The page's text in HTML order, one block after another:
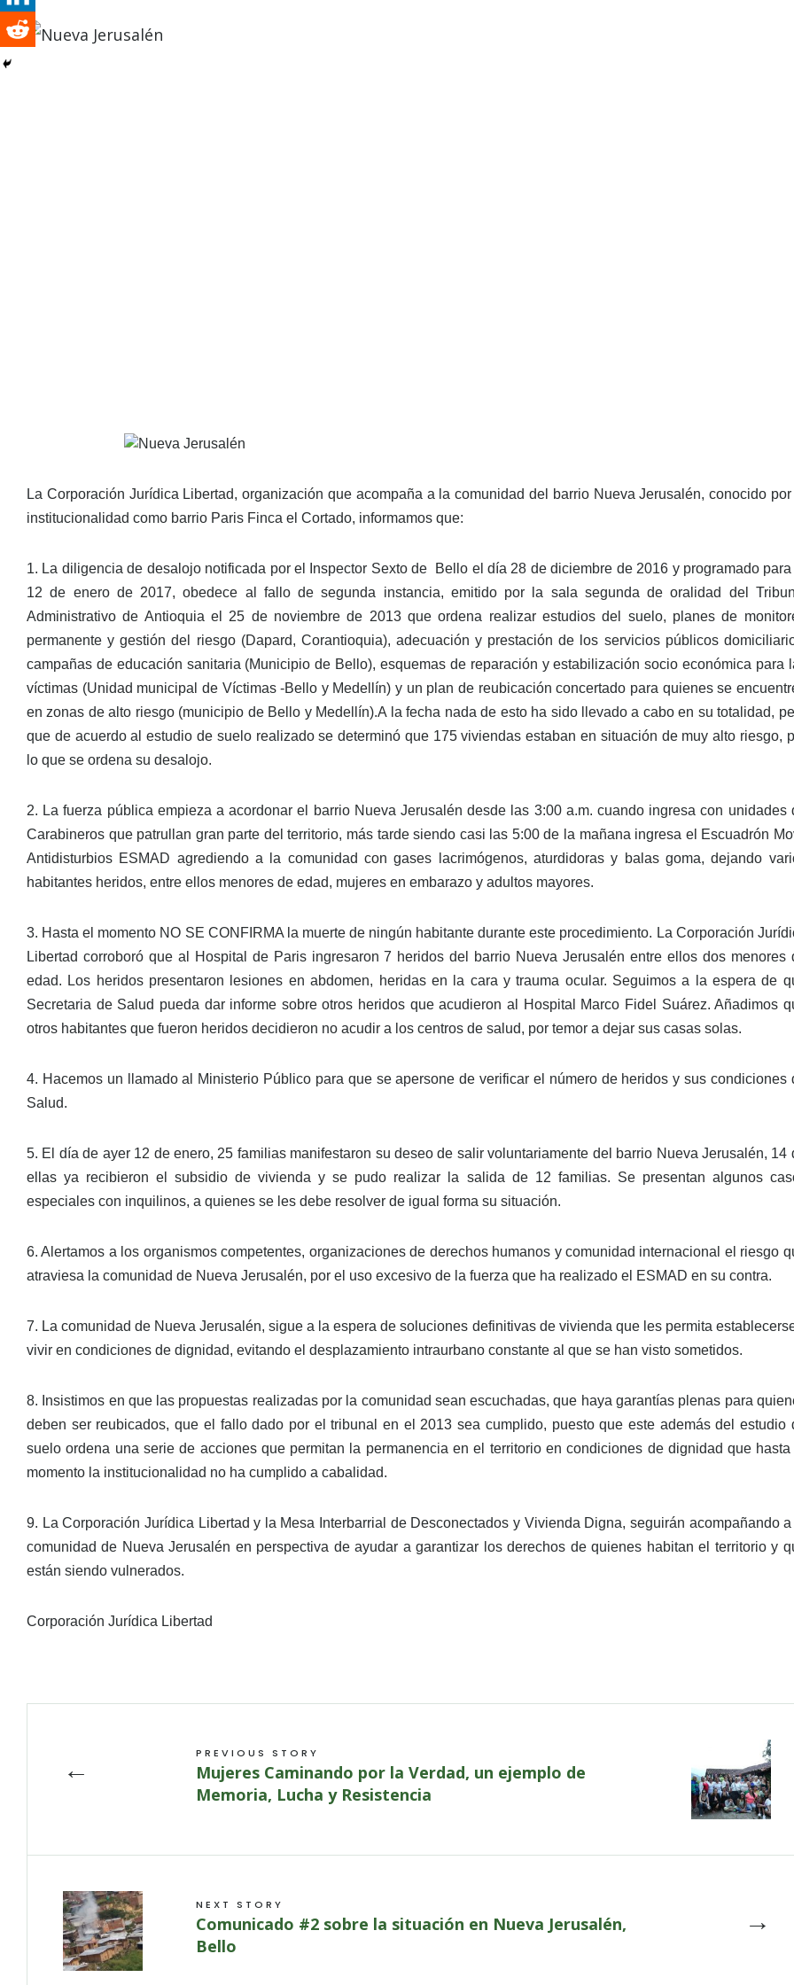
La Corporación Jurídica Libertad, organización que acompaña a la comunidad del barrio Nueva Jerusalén, conocido
institucionalidad como barrio Paris Finca el Cortado, informamos que:
1. La diligencia de desalojo notificada por el Inspector Sexto de Bello el día 28 de diciembre de 2016 y programado para
12 de enero de 2017, obedece al fallo de segunda instancia, emitido por la sala segunda de oralidad del
Administrativo de Antioquia el 25 de noviembre de 2013 que ordena realizar estudios del suelo, planes de
permanente y gestión del riesgo (Dapard, Corantioquia), adecuación y prestación de los servicios públicos
campañas de educación sanitaria (Municipio de Bello), esquemas de reparación y estabilización socio económica para
víctimas (Unidad municipal de Víctimas -Bello y Medellín) y un plan de reubicación concertado para quienes se
en zonas de alto riesgo (municipio de Bello y Medellín).A la fecha nada de esto ha sido llevado a cabo en su totalidad,
que de acuerdo al estudio de suelo realizado se determinó que 175 viviendas estaban en situación de muy alto riesgo,
lo que se ordena su desalojo.
2. La fuerza pública empieza a acordonar el barrio Nueva Jerusalén desde las 3:00 a.m. cuando ingresa con unidades
Carabineros que patrullan gran parte del territorio, más tarde siendo casi las 5:00 de la mañana ingresa el Escuadrón
Antidisturbios ESMAD agrediendo a la comunidad con gases lacrimógenos, aturdidoras y balas goma, dejando
habitantes heridos, entre ellos menores de edad, mujeres en embarazo y adultos mayores.
3. Hasta el momento NO SE CONFIRMA la muerte de ningún habitante durante este procedimiento. La Corporación
Libertad corroboró que al Hospital de Paris ingresaron 7 heridos del barrio Nueva Jerusalén entre ellos dos menores
edad. Los heridos presentaron lesiones en abdomen, heridas en la cara y trauma ocular. Seguimos a la espera de
Secretaria de Salud pueda dar informe sobre otros heridos que acudieron al Hospital Marco Fidel Suárez. Añadimos
otros habitantes que fueron heridos decidieron no acudir a los centros de salud, por temor a dejar sus casas solas.
4. Hacemos un llamado al Ministerio Público para que se apersone de verificar el número de heridos y sus condiciones
Salud.
5. El día de ayer 12 de enero, 25 familias manifestaron su deseo de salir voluntariamente del barrio Nueva Jerusalén, 14
ellas ya recibieron el subsidio de vivienda y se pudo realizar la salida de 12 familias. Se presentan algunos
especiales con inquilinos, a quienes se les debe resolver de igual forma su situación.
6. Alertamos a los organismos competentes, organizaciones de derechos humanos y comunidad internacional el riesgo
atraviesa la comunidad de Nueva Jerusalén, por el uso excesivo de la fuerza que ha realizado el ESMAD en su contra.
7. La comunidad de Nueva Jerusalén, sigue a la espera de soluciones definitivas de vivienda que les permita
vivir en condiciones de dignidad, evitando el desplazamiento intraurbano constante al que se han visto sometidos.
8. Insistimos en que las propuestas realizadas por la comunidad sean escuchadas, que haya garantías plenas para
deben ser reubicados, que el fallo dado por el tribunal en el 2013 sea cumplido, puesto que este además del estudio
suelo ordena una serie de acciones que permitan la permanencia en el territorio en condiciones de dignidad que hasta
momento la institucionalidad no ha cumplido a cabalidad.
9. La Corporación Jurídica Libertad y la Mesa Interbarrial de Desconectados y Vivienda Digna, seguirán acompañando
comunidad de Nueva Jerusalén en perspectiva de ayudar a garantizar los derechos de quienes habitan el territorio y
están siendo vulnerados.
Corporación Jurídica Libertad
← PREVIOUS STORY
Mujeres Caminando por la Verdad, un ejemplo de
Memoria, Lucha y Resistencia
→
NEXT STORY
Comunicado #2 sobre la situación en Nueva Jerusalén,
Bello